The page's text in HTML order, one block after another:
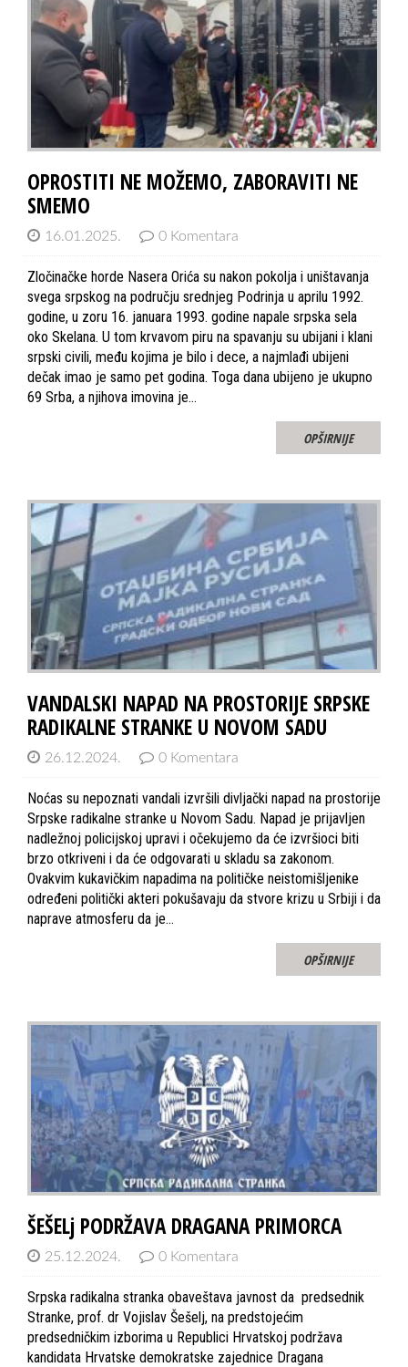
OPROSTITI NE MOŽEMO, ZABORAVITI NE
SMEMO
16.01.2025. 0 Komentara
Zločinačke horde Nasera Orića su nakon pokolja i uništavanja
svega srpskog na području srednjeg Podrinja u aprilu 1992.
godine, u zoru 16. januara 1993. godine napale srpska sela
oko Skelana. U tom krvavom piru na spavanju su ubijani i klani
srpski civili, među kojima je bilo i dece, a najmlađi ubijeni
dečak imao je samo pet godina. Toga dana ubijeno je ukupno
69 Srba, a njihova imovina je…
OPŠIRNIJE
VANDALSKI NAPAD NA PROSTORIJE SRPSKE
RADIKALNE STRANKE U NOVOM SADU
26.12.2024. 0 Komentara
Noćas su nepoznati vandali izvršili divljački napad na prostorije
Srpske radikalne stranke u Novom Sadu. Napad je prijavljen
nadležnoj policijskoj upravi i očekujemo da će izvršioci biti
brzo otkriveni i da će odgovarati u skladu sa zakonom.
Ovakvim kukavičkim napadima na političke neistomišljenike
određeni politički akteri pokušavaju da stvore krizu u Srbiji i da
naprave atmosferu da je…
OPŠIRNIJE
ŠEŠELj PODRŽAVA DRAGANA PRIMORCA
25.12.2024. 0 Komentara
Srpska radikalna stranka obaveštava javnost da predsednik
Stranke, prof. dr Vojislav Šešelj, na predstojećim
predsedničkim izborima u Republici Hrvatskoj podržava
kandidata Hrvatske demokratske zajednice Dragana